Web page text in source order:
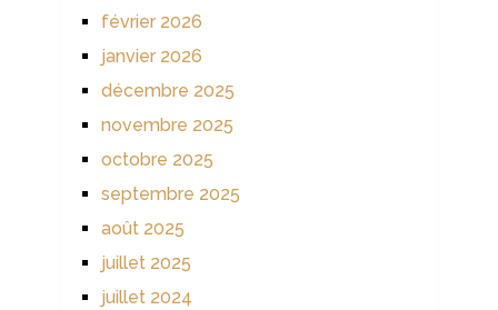
février 2026
janvier 2026
décembre 2025
novembre 2025
octobre 2025
septembre 2025
août 2025
juillet 2025
juillet 2024